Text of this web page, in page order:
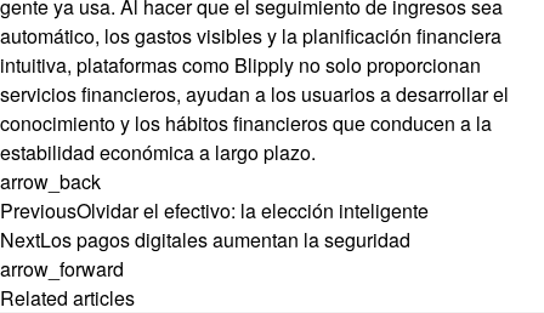
gente ya usa. Al hacer que el seguimiento de ingresos sea
automático, los gastos visibles y la planificación financiera
intuitiva, plataformas como Blipply no solo proporcionan
servicios financieros, ayudan a los usuarios a desarrollar el
conocimiento y los hábitos financieros que conducen a la
estabilidad económica a largo plazo.
arrow_back
PreviousOlvidar el efectivo: la elección inteligente
NextLos pagos digitales aumentan la seguridad
arrow_forward
Related articles